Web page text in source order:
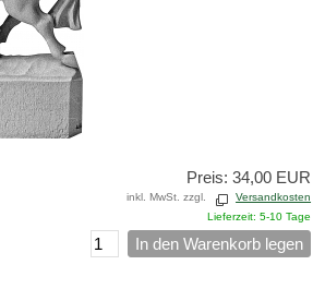
Preis: 34,00 EUR
inkl. MwSt. zzgl.
Versandkosten
Lieferzeit: 5-10 Tage
In den Warenkorb legen